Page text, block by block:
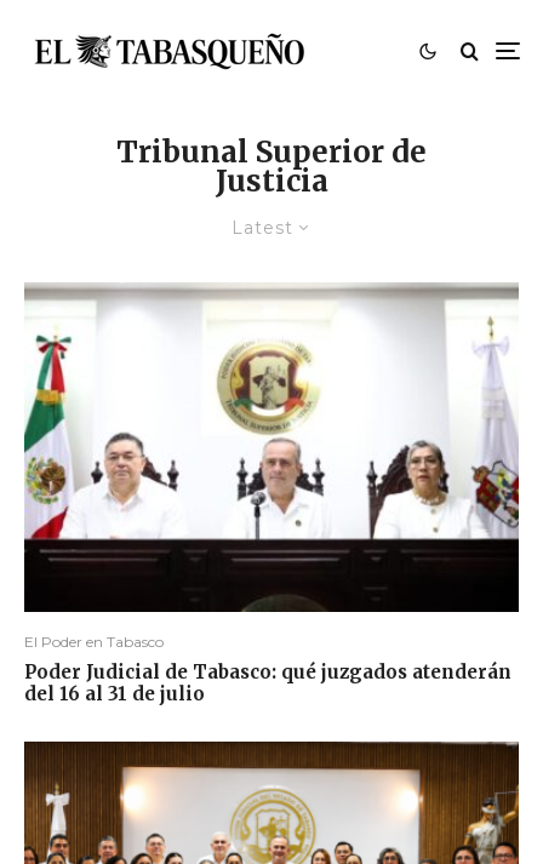
Tribunal Superior de
Justicia
Latest
El Poder en Tabasco
Poder Judicial de Tabasco: qué juzgados atenderán
del 16 al 31 de julio